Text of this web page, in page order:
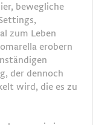
bewegliche
zum Leben
erobern
der dennoch
wird, die es zu